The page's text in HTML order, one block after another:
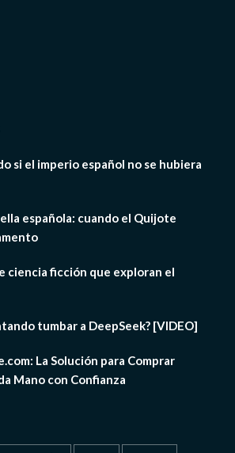
si el imperio español no se hubiera
española: cuando el Quijote
ciencia ficción que exploran el
tumbar a DeepSeek? [VIDEO]
La Solución para Comprar
Mano con Confianza